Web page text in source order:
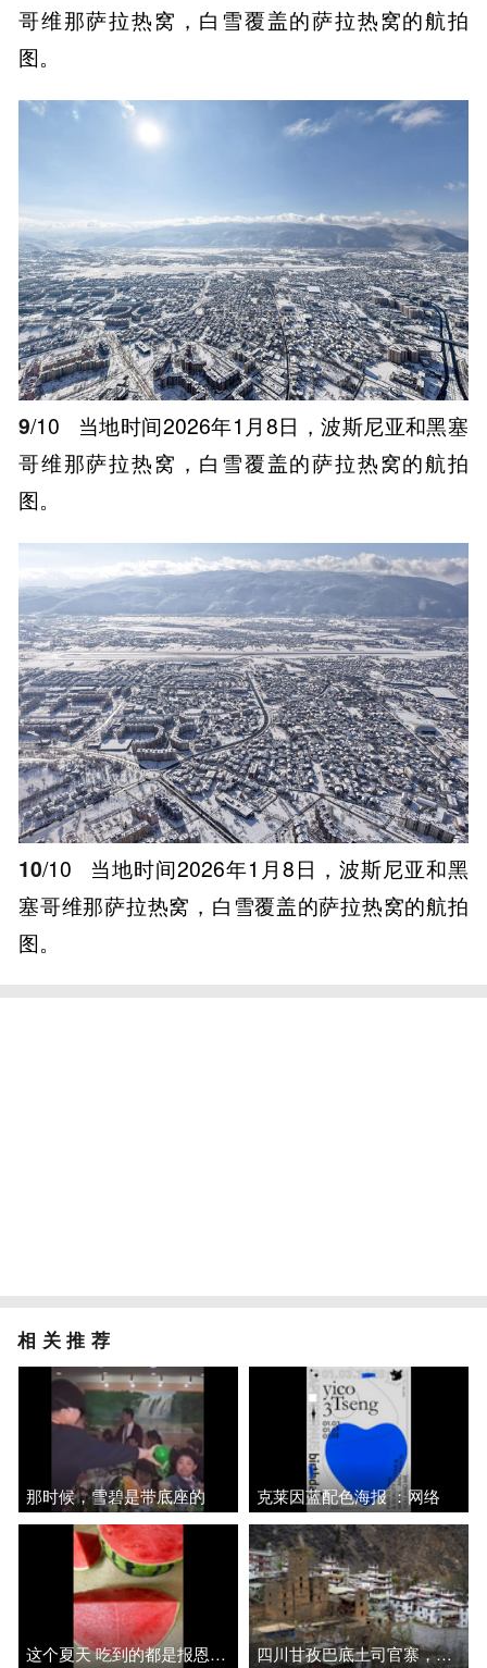
哥维那萨拉热窝，白雪覆盖的萨拉热窝的航拍
图。
9/10
当地时间2026年1月8日，波斯尼亚和黑塞
哥维那萨拉热窝，白雪覆盖的萨拉热窝的航拍
图。
10/10
当地时间2026年1月8日，波斯尼亚和黑
塞哥维那萨拉热窝，白雪覆盖的萨拉热窝的航拍
图。
相关推荐
那时候，雪碧是带底座的 克莱因蓝配色海报 ：网络
这个夏天 吃到的都是报恩西瓜 四川甘孜巴底土司官寨，历经数百年风雨气势恢宏